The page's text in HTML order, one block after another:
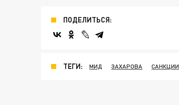
ПОДЕЛИТЬСЯ:
ТЕГИ: МИД ЗАХАРОВА САНКЦИИ